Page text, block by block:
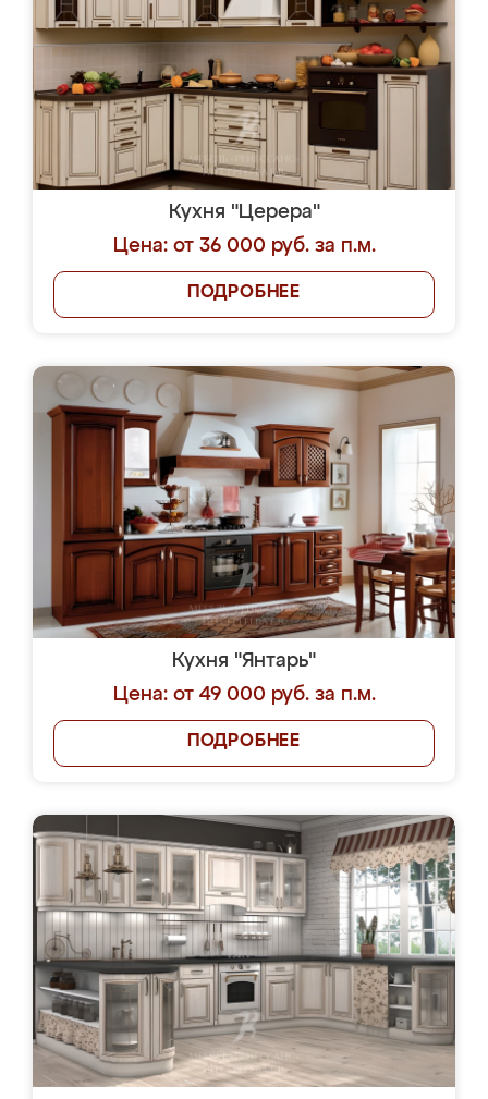
Кухня "Церера"
Цена: от 36 000 руб. за п.м.
ПОДРОБНЕЕ
Кухня "Янтарь"
Цена: от 49 000 руб. за п.м.
ПОДРОБНЕЕ